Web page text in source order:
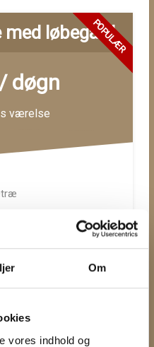
Om
vores indhold og
POPULÆR
løbegård
døgn
værelse
nu